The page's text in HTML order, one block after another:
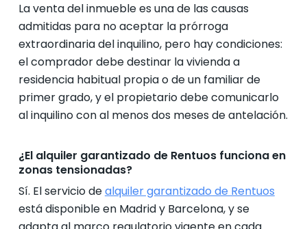
La venta del inmueble es una de las causas
admitidas para no aceptar la prórroga
extraordinaria del inquilino, pero hay condiciones:
el comprador debe destinar la vivienda a
residencia habitual propia o de un familiar de
primer grado, y el propietario debe comunicarlo
al inquilino con al menos dos meses de antelación.
¿El alquiler garantizado de Rentuos funciona en
zonas tensionadas?
Sí. El servicio dealquiler garantizado de Rentuos
está disponible en Madrid y Barcelona, y se